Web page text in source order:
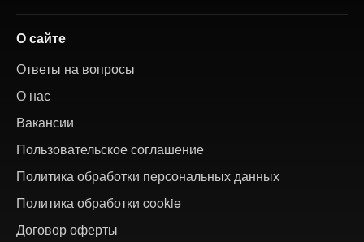
О сайте
Ответы на вопросы
О нас
Вакансии
Пользовательское соглашение
Политика обработки персональных данных
Политика обработки cookie
Договор оферты